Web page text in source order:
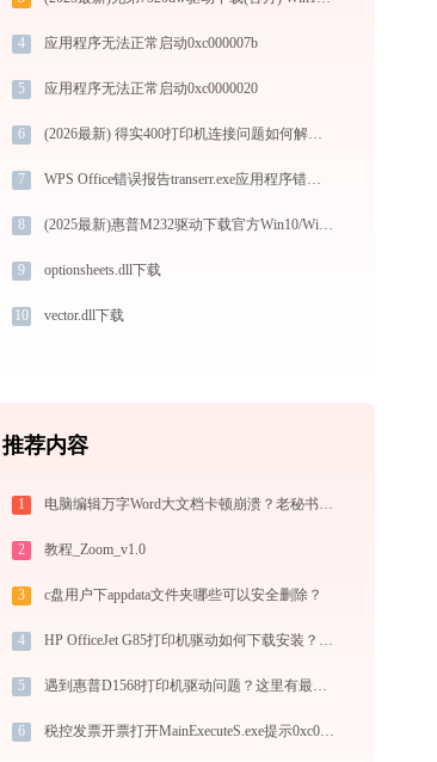
4 应用程序无法正常启动0xc000007b
5 应用程序无法正常启动0xc0000020
6 (2026最新) 得实400打印机连接问题如何解决？-金山毒霸
7 WPS Office错误报告transerr.exe应用程序错误0xc000000d解决方法
8 (2025最新)惠普M232驱动下载官方Win10/Win11支持
9 optionsheets.dll下载
10 vector.dll下载
推荐内容
1 电脑编辑万字Word大文档卡顿崩溃？老秘书教你 4 个系统级优化设置与避坑神技
2 教程_Zoom_v1.0
3 c盘用户下appdata文件夹哪些可以安全删除？
4 HP OfficeJet G85打印机驱动如何下载安装？这里有你需要的所有信息
5 遇到惠普D1568打印机驱动问题？这里有最全的下载及安装指导
6 税控发票开票打开MainExecuteS.exe提示0xc000000d错误码怎么办